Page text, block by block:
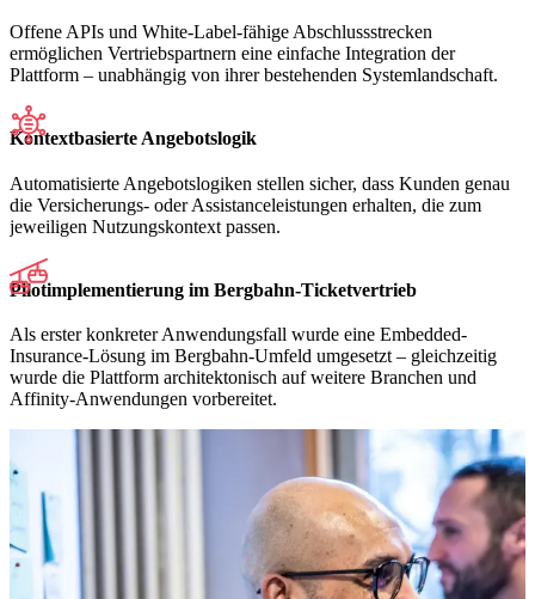
Offene APIs und White-Label-fähige Abschlussstrecken
ermöglichen Vertriebspartnern eine einfache Integration der
Plattform – unabhängig von ihrer bestehenden Systemlandschaft.
Kontextbasierte Angebotslogik
Automatisierte Angebotslogiken stellen sicher, dass Kunden genau
die Versicherungs- oder Assistanceleistungen erhalten, die zum
jeweiligen Nutzungskontext passen.
Pilotimplementierung im Bergbahn-Ticketvertrieb
Als erster konkreter Anwendungsfall wurde eine Embedded-
Insurance-Lösung im Bergbahn-Umfeld umgesetzt – gleichzeitig
wurde die Plattform architektonisch auf weitere Branchen und
Affinity-Anwendungen vorbereitet.